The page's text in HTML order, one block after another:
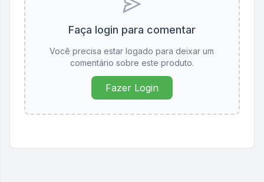
Faça login para comentar
Você precisa estar logado para deixar um
comentário sobre este produto.
Fazer Login